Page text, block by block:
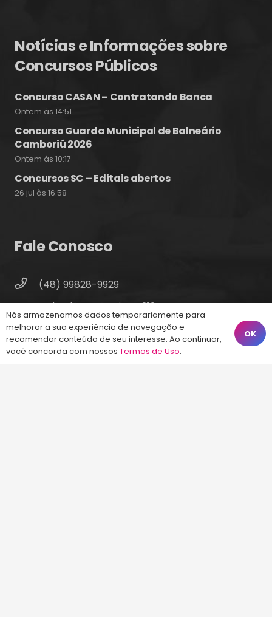
Notícias e Informações sobre
Concursos Públicos
Concurso CASAN – Contratando Banca
Ontem às 14:51
Concurso Guarda Municipal de Balneário
Camboriú 2026
Ontem às 10:17
Concursos SC – Editais abertos
26 jul às 16:58
Fale Conosco
(48) 99828-9929
Calçadão João Pinto, 212 – Centro
Florianópolis – SC, 88010-420
atendimento@energiaconcursos.com.br
Nós armazenamos dados temporariamente para
melhorar a sua experiência de navegação e
recomendar conteúdo de seu interesse. Ao continuar,
você concorda com nossos Termos de Uso.
OK